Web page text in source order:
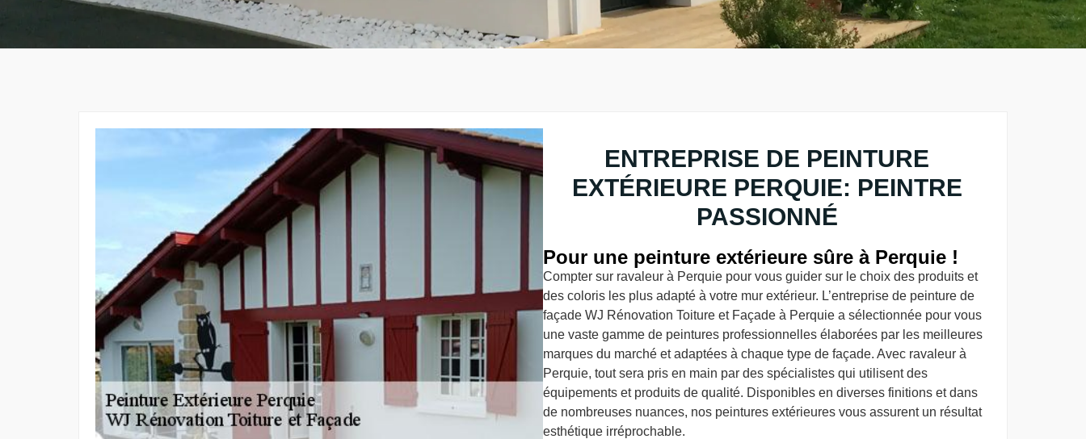
ENTREPRISE DE PEINTURE
EXTÉRIEURE PERQUIE: PEINTRE
PASSIONNÉ
Pour une peinture extérieure sûre à Perquie !
Compter sur ravaleur à Perquie pour vous guider sur le choix des produits et
des coloris les plus adapté à votre mur extérieur. L’entreprise de peinture de
façade WJ Rénovation Toiture et Façade à Perquie a sélectionnée pour vous
une vaste gamme de peintures professionnelles élaborées par les meilleures
marques du marché et adaptées à chaque type de façade. Avec ravaleur à
Perquie, tout sera pris en main par des spécialistes qui utilisent des
équipements et produits de qualité. Disponibles en diverses finitions et dans
de nombreuses nuances, nos peintures extérieures vous assurent un résultat
esthétique irréprochable.